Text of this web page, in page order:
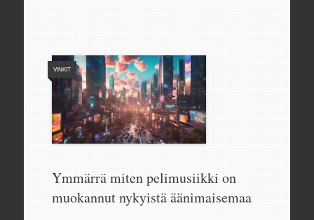
VINKIT
Ymmärrä miten pelimusiikki on
muokannut nykyistä äänimaisemaa